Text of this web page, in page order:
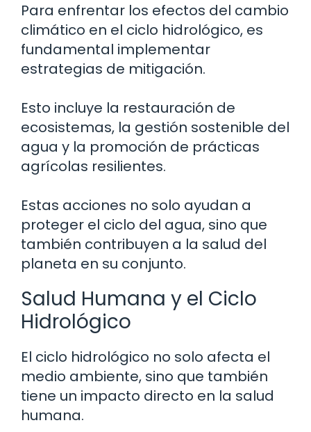
Para enfrentar los efectos del cambio
climático en el ciclo hidrológico, es
fundamental implementar
estrategias de mitigación.
Esto incluye la restauración de
ecosistemas, la gestión sostenible del
agua y la promoción de prácticas
agrícolas resilientes.
Estas acciones no solo ayudan a
proteger el ciclo del agua, sino que
también contribuyen a la salud del
planeta en su conjunto.
Salud Humana y el Ciclo
Hidrológico
El ciclo hidrológico no solo afecta el
medio ambiente, sino que también
tiene un impacto directo en la salud
humana.